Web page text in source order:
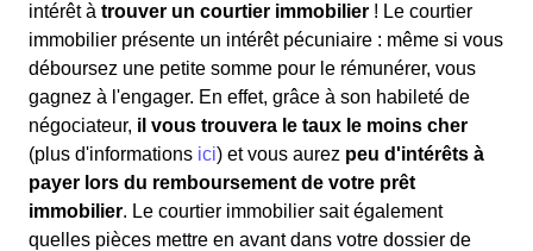
intérêt à trouver un courtier immobilier ! Le courtier
immobilier présente un intérêt pécuniaire : même si vous
déboursez une petite somme pour le rémunérer, vous
gagnez à l'engager. En effet, grâce à son habileté de
négociateur, il vous trouvera le taux le moins cher
(plus d'informations ici) et vous aurez peu d'intérêts à
payer lors du remboursement de votre prêt
immobilier. Le courtier immobilier sait également
quelles pièces mettre en avant dans votre dossier de